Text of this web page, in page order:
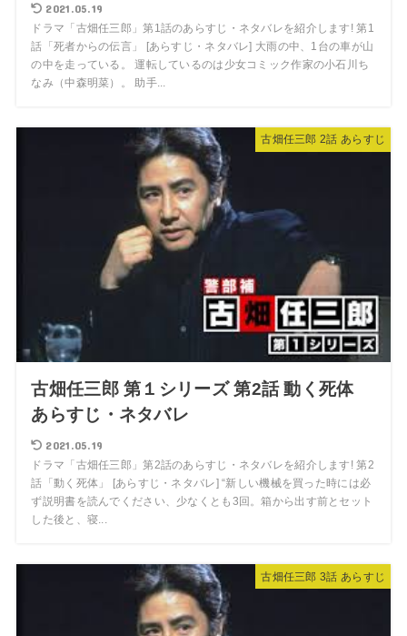
2021.05.19
ドラマ「古畑任三郎」第1話のあらすじ・ネタバレを紹介します! 第1
話「死者からの伝言」 [あらすじ・ネタバレ] 大雨の中、1台の車が山
の中を走っている。 運転しているのは少女コミック作家の小石川ち
なみ（中森明菜）。 助手...
古畑任三郎 2話 あらすじ
古畑任三郎 第１シリーズ 第2話 動く死体
あらすじ・ネタバレ
2021.05.19
ドラマ「古畑任三郎」第2話のあらすじ・ネタバレを紹介します! 第2
話「動く死体」 [あらすじ・ネタバレ] “新しい機械を買った時には必
ず説明書を読んでください、少なくとも3回。箱から出す前とセット
した後と、寝...
古畑任三郎 3話 あらすじ